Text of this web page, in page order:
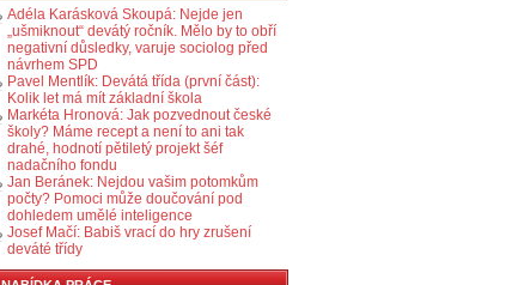
Adéla Karásková Skoupá: Nejde jen
„ušmiknout“ devátý ročník. Mělo by to obří
negativní důsledky, varuje sociolog před
návrhem SPD
Pavel Mentlík: Devátá třída (první část):
Kolik let má mít základní škola
Markéta Hronová: Jak pozvednout české
školy? Máme recept a není to ani tak
drahé, hodnotí pětiletý projekt šéf
nadačního fondu
Jan Beránek: Nejdou vašim potomkům
počty? Pomoci může doučování pod
dohledem umělé inteligence
Josef Mačí: Babiš vrací do hry zrušení
deváté třídy